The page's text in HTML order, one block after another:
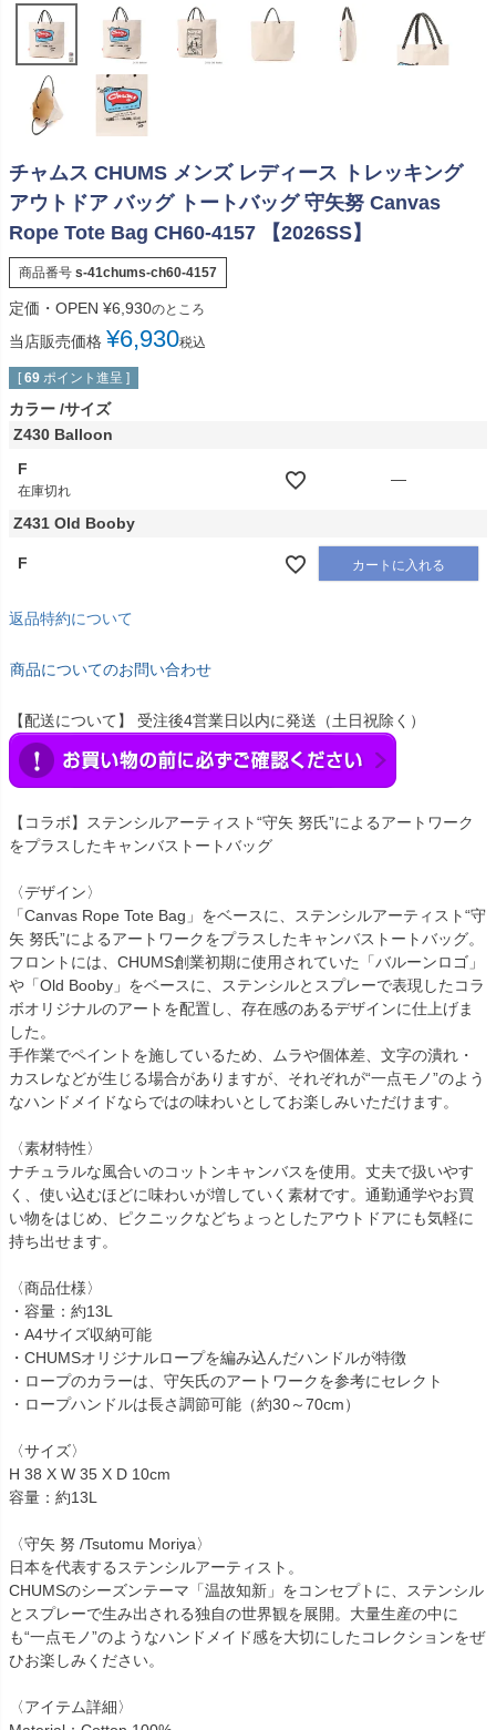
チャムス CHUMS メンズ レディース トレッキング
アウトドア バッグ トートバッグ 守矢努 Canvas
Rope Tote Bag CH60-4157 【2026SS】
商品番号 s-41chums-ch60-4157
定価・OPEN ¥6,930のところ
当店販売価格 ¥6,930税込
[ 69 ポイント進呈 ]
カラー サイズ
Z430 Balloon
F
在庫切れ
—
Z431 Old Booby
F カートに入れる
返品特約について
商品についてのお問い合わせ
【配送について】 受注後4営業日以内に発送（土日祝除く）
【コラボ】ステンシルアーティスト“守矢 努氏”によるアートワーク
をプラスしたキャンバストートバッグ
〈デザイン〉
「Canvas Rope Tote Bag」をベースに、ステンシルアーティスト“守
矢 努氏”によるアートワークをプラスしたキャンバストートバッグ。
フロントには、CHUMS創業初期に使用されていた「バルーンロゴ」
や「Old Booby」をベースに、ステンシルとスプレーで表現したコラ
ボオリジナルのアートを配置し、存在感のあるデザインに仕上げま
した。
手作業でペイントを施しているため、ムラや個体差、文字の潰れ・
カスレなどが生じる場合がありますが、それぞれが“一点モノ”のよう
なハンドメイドならではの味わいとしてお楽しみいただけます。
〈素材特性〉
ナチュラルな風合いのコットンキャンバスを使用。丈夫で扱いやす
く、使い込むほどに味わいが増していく素材です。通勤通学やお買
い物をはじめ、ピクニックなどちょっとしたアウトドアにも気軽に
持ち出せます。
〈商品仕様〉
・容量：約13L
・A4サイズ収納可能
・CHUMSオリジナルロープを編み込んだハンドルが特徴
・ロープのカラーは、守矢氏のアートワークを参考にセレクト
・ロープハンドルは長さ調節可能（約30～70cm）
〈サイズ〉
H 38 X W 35 X D 10cm
容量：約13L
〈守矢 努 /Tsutomu Moriya〉
日本を代表するステンシルアーティスト。
CHUMSのシーズンテーマ「温故知新」をコンセプトに、ステンシル
とスプレーで生み出される独自の世界観を展開。大量生産の中に
も“一点モノ”のようなハンドメイド感を大切にしたコレクションをぜ
ひお楽しみください。
〈アイテム詳細〉